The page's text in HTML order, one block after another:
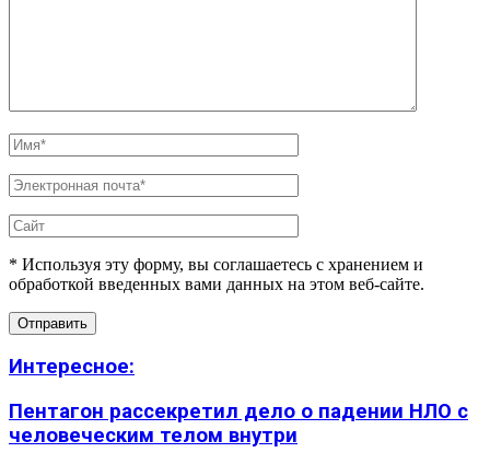
* Используя эту форму, вы соглашаетесь с хранением и
обработкой введенных вами данных на этом веб-сайте.
Интересное:
Пентагон рассекретил дело о падении НЛО с
человеческим телом внутри